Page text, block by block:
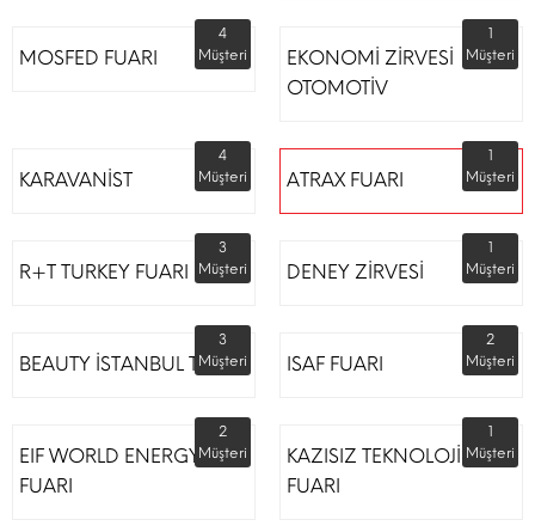
MOSFED FUARI
4
Müşteri
EKONOMİ ZİRVESİ
OTOMOTİV
1
Müşteri
KARAVANİST
4
Müşteri
ATRAX FUARI
1
Müşteri
R+T TURKEY FUARI
3
Müşteri
DENEY ZİRVESİ
1
Müşteri
BEAUTY İSTANBUL TÜYAP
3
Müşteri
ISAF FUARI
2
Müşteri
EIF WORLD ENERGY
FUARI
2
Müşteri
KAZISIZ TEKNOLOJİLER
FUARI
1
Müşteri